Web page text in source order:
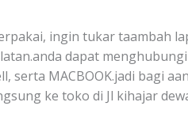
ingin tukar taambah
dapat
serta MACBOOK.jadi bagi
ke toko di Jl kihajar